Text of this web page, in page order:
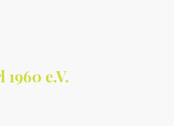
e.V.